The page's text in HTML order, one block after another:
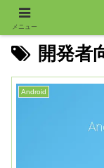
開発者
Android
メニュー